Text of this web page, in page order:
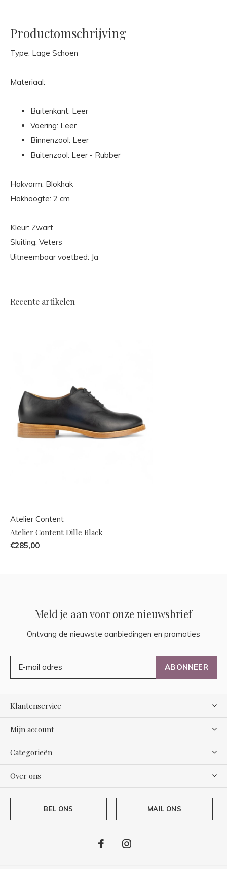
Productomschrijving
Type: Lage Schoen
Materiaal:
Buitenkant: Leer
Voering: Leer
Binnenzool: Leer
Buitenzool: Leer - Rubber
Hakvorm: Blokhak
Hakhoogte: 2 cm
Kleur: Zwart
Sluiting: Veters
Uitneembaar voetbed: Ja
Recente artikelen
Atelier Content
Atelier Content Dille Black
€285,00
Meld je aan voor onze nieuwsbrief
Ontvang de nieuwste aanbiedingen en promoties
ABONNEER
Klantenservice
Mijn account
Categorieën
Over ons
BEL ONS MAIL ONS